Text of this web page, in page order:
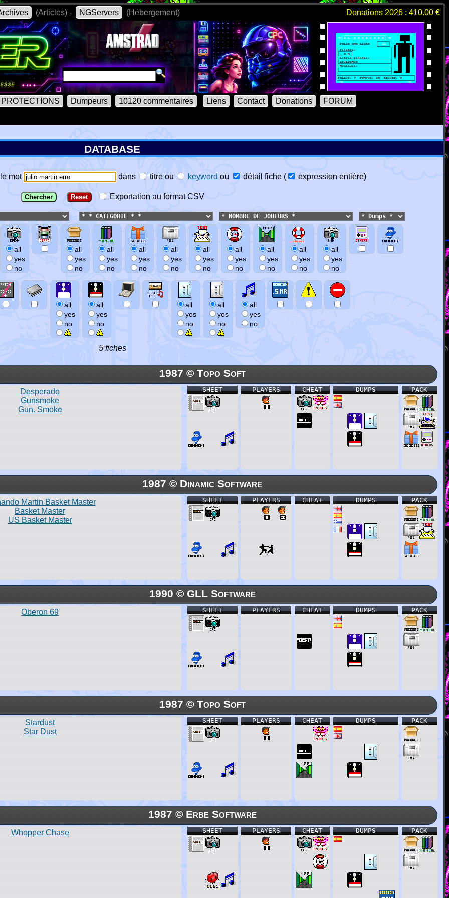
(Articles) - NGServers (Hébergement) Donations 2026 : 410.00 €
PROTECTIONS Dumpeurs 10120 commentaires Liens Contact Donations FORUM
DATABASE
mot dans titre ou keyword ou détail fiche ( expression entière)
Exportation au format CSV
all
yes
no
all
yes
no
all
yes
no
all
yes
no
all
yes
no
all
yes
no
all
yes
no
all
yes
no
all
yes
no
all
yes
no
all
yes
no
all
yes
no
all
yes
no
all
yes
no
all
yes
no
5 fiches
1987 © Topo Soft
Desperado
Gunsmoke
Gun. Smoke
PACK
DUMPS
CHEAT
PLAYERS
SHEET
1987 © Dinamic Software
Martin Basket Master
Basket Master
US Basket Master
PACK
DUMPS
CHEAT
PLAYERS
SHEET
1990 © GLL Software
Oberon 69 PACK
DUMPS
CHEAT
PLAYERS
SHEET
1987 © Topo Soft
Stardust
Star Dust
PACK
DUMPS
CHEAT
PLAYERS
SHEET
1987 © Erbe Software
Whopper Chase PACK
DUMPS
CHEAT
PLAYERS
SHEET